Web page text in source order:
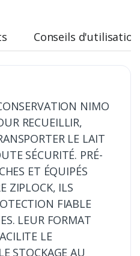
Conseils d'utilisation
NIMO
RECUEILLIR,
LE LAIT
SÉCURITÉ. PRÉ-
ET ÉQUIPÉS
ZIPLOCK, ILS
FIABLE
LEUR FORMAT
LE
STOCKAGE AU